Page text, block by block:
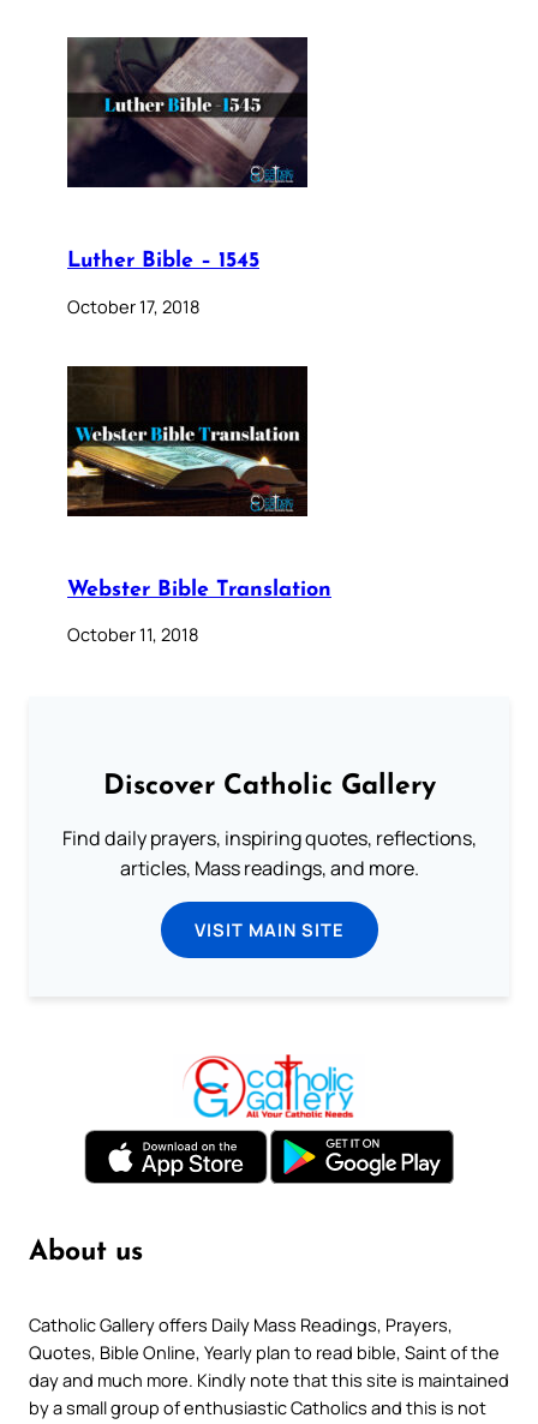
Luther Bible – 1545
October 17, 2018
Webster Bible Translation
October 11, 2018
Discover Catholic Gallery
Find daily prayers, inspiring quotes, reflections,
articles, Mass readings, and more.
VISIT MAIN SITE
About us
Catholic Gallery offers Daily Mass Readings, Prayers,
Quotes, Bible Online, Yearly plan to read bible, Saint of the
day and much more. Kindly note that this site is maintained
by a small group of enthusiastic Catholics and this is not